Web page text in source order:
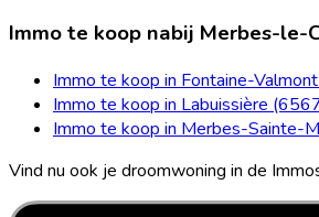
Immo te koop nabij Merbes-le-
Immo te koop in Fontaine-
Immo te koop in Labuissière
Immo te koop in Merbes-Sainte-
Vind nu ook je droomwoning in de